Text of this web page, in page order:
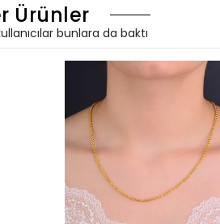
Ürünler
bunlara da baktı